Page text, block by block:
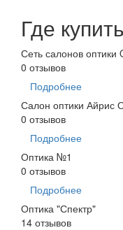
Где купить
Сеть салонов оптики
0 отзывов
Подробнее
Салон оптики Айрис
0 отзывов
Подробнее
Оптика №1
0 отзывов
Подробнее
Оптика "Спектр"
14 отзывов